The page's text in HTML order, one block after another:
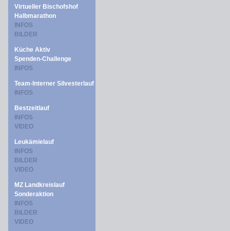
Virtueller Bischofshof
Halbmarathon
INFOS
BILDER
Küche Aktiv
Spenden-Challenge
INFOS
Team-Interner Silvesterlauf
INFOS
Bestzeitlauf
INFOS
VIDEO
Leukämielauf
INFOS
BILDER
VIDEO
MZ Landkreislauf
Sonderaktion
INFOS
BILDER
VIDEO